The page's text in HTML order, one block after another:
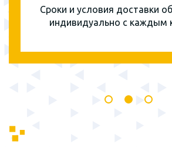
Сроки и условия доставки
индивидуально с каждым